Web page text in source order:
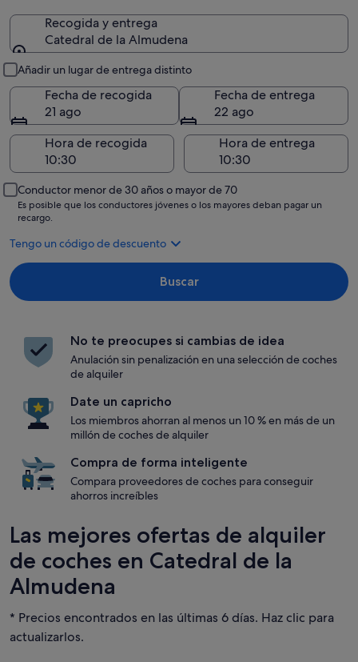
Recogida y entrega
Catedral de la Almudena
Añadir un lugar de entrega distinto
Fecha de recogida
21 ago
Fecha de entrega
22 ago
Hora de recogida
Hora de entrega
Conductor menor de 30 años o mayor de 70
Es posible que los conductores jóvenes o los mayores deban pagar un
recargo.
Tengo un código de descuento
Buscar
No te preocupes si cambias de idea
Anulación sin penalización en una selección de coches
de alquiler
Date un capricho
Los miembros ahorran al menos un 10 % en más de un
millón de coches de alquiler
Compra de forma inteligente
Compara proveedores de coches para conseguir
ahorros increíbles
Las mejores ofertas de alquiler
de coches en Catedral de la
Almudena
* Precios encontrados en las últimas 6 días. Haz clic para
actualizarlos.